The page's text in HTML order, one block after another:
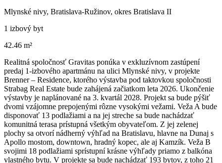
Mlynské nivy, Bratislava-Ružinov, okres Bratislava II
1 izbový byt
42.46 m²
Realitná spoločnosť Gravitas ponúka v exkluzívnom zastúpení
predaj 1-izbového apartmánu na ulici Mlynské nivy, v projekte
Brenner – Residence, ktorého výstavba pod taktovkou spoločnosti
Strabag Real Estate bude zahájená začiatkom leta 2026. Ukončenie
výstavby je naplánované na 3. kvartál 2028. Projekt sa bude pýšiť
dvomi vzájomne prepojenými rôzne vysokými vežami. Veža A bude
disponovať 13 podlažiami a na jej streche sa bude nachádzať
komunitná terasa prístupná všetkým obyvateľom. Z jej zelenej
plochy sa otvorí nádherný výhľad na Bratislavu, hlavne na Dunaj s
Apollo mostom, downtown, hradný kopec, ale aj Kamzík. Veža B
svojimi 18 podlažiami sprístupní krásne výhľady priamo z balkóna
vlastného bytu. V projekte sa bude nachádzať 193 bytov, z toho 21